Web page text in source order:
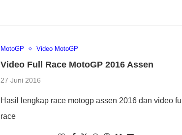
MotoGP Video MotoGP
Video Full Race MotoGP 2016 Assen
27 Juni 2016
Hasil lengkap race motogp assen 2016 dan video full
race